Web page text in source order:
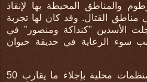
والمناطق المحيطة بها لإنقاذ
مناطق القتال. وقد كان لها تجربة
الأسدين "كنداكة ومنصور" في
بسبب سوء الرعاية في حديقة حيوان
بدأت المنظمة بالتعاون مع منظمات محلية بإجلاء ما يقارب 50